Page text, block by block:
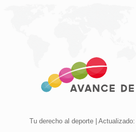
Tu derecho al deporte |